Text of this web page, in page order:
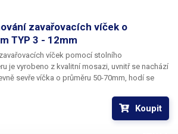
zavařovacích víček o
TYP 3 - 12mm
víček pomocí stolního
je vyrobeno z kvalitní mosazi, uvnitř se nachází
sevře víčka o průměru 50-70mm, hodí se
dodáván s bitem jelikož není určen pro
pro automatickou víčkovačku 103707,
má trn 12mm. Adaptér je dodáván včetně pryžové vložky.
Koupit